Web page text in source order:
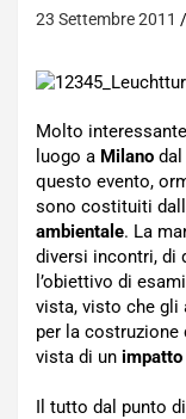
23 Settembre 2011
Molto
luogo a Milano
questo evento,
sono costituiti
ambientale. La
diversi incontri, di
l’obiettivo di
vista, visto che
per la costruzione
vista di un
Il tutto dal punto